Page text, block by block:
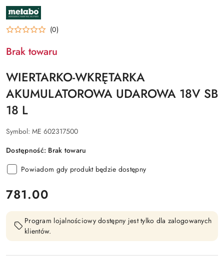
NAZWA
PRODUCENTA:
METABO
(0)
Brak towaru
WIERTARKO-WKRĘTARKA
AKUMULATOROWA UDAROWA 18V SB
18 L
Symbol: ME 602317500
Dostępność: Brak towaru
Powiadom gdy produkt będzie dostępny
cena:
781.00
Program lojalnościowy dostępny jest tylko dla zalogowanych
klientów.